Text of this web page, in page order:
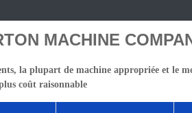
MACHINE
la plupart de machine appropriée et le
coût raisonnable